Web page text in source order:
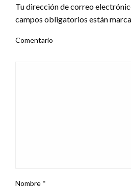
Tu dirección de correo
campos obligatorios están
Comentario
Nombre *